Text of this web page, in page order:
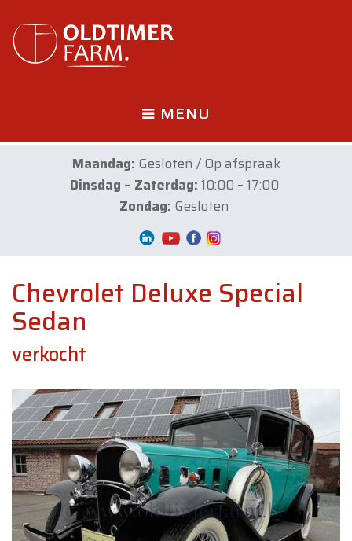
MENU
Maandag: Gesloten / Op afspraak
Dinsdag – Zaterdag:10:00 – 17:00
Zondag: Gesloten
Chevrolet Deluxe Special
Sedan
verkocht